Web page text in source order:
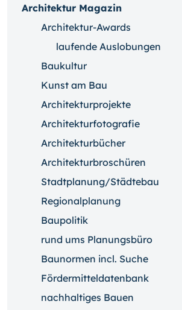
Architektur Magazin
Architektur-Awards
laufende Auslobungen
Baukultur
Kunst am Bau
Architekturprojekte
Architekturfotografie
Architekturbücher
Architekturbroschüren
Stadtplanung/Städtebau
Regionalplanung
Baupolitik
rund ums Planungsbüro
Baunormen incl. Suche
Fördermitteldatenbank
nachhaltiges Bauen